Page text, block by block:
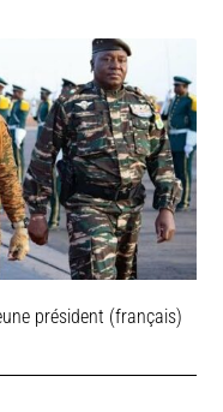
président (français)